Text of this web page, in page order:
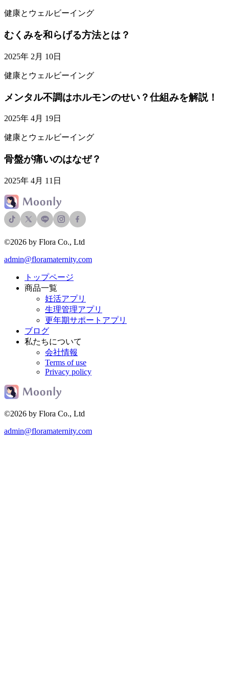
健康とウェルビーイング
むくみを和らげる方法とは？
2025年 2月 10日
健康とウェルビーイング
メンタル不調はホルモンのせい？仕組みを解説！
2025年 4月 19日
健康とウェルビーイング
骨盤が痛いのはなぜ？
2025年 4月 11日
©2026 by Flora Co., Ltd
admin@floramaternity.com
トップページ
商品一覧
妊活アプリ
生理管理アプリ
更年期サポートアプリ
ブログ
私たちについて
会社情報
Terms of use
Privacy policy
©2026 by Flora Co., Ltd
admin@floramaternity.com